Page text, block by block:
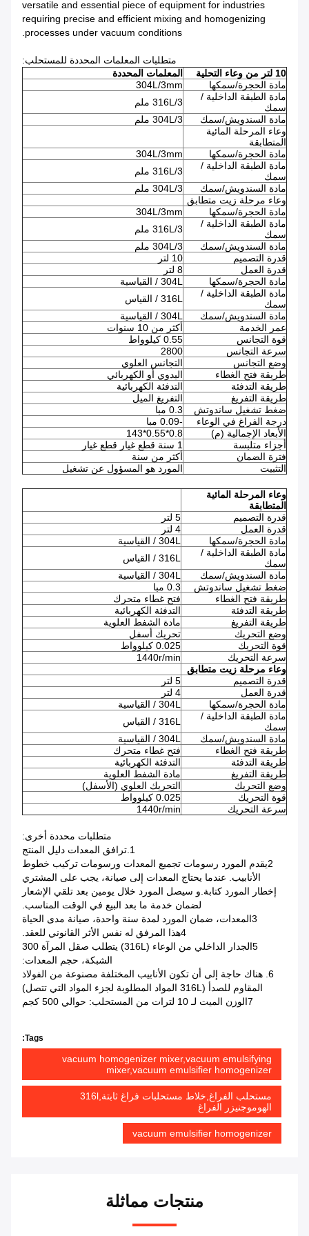
versatile and essential piece of equipment for industries
requiring precise and efficient mixing and homogenizing
processes under vacuum conditions.
متطلبات المعلمات المحددة للمستحلب:
10 لتر من وعاء التحلية
المعلمات المحددة
مادة الحجرة/سمكها
304L/3mm
مادة الطبقة الداخلية /
سمك
316L/3 ملم
مادة السندويش/سمك
304L/3 ملم
وعاء المرحلة المائية
المتطابقة
مادة الحجرة/سمكها
304L/3mm
مادة الطبقة الداخلية /
سمك
316L/3 ملم
مادة السندويش/سمك
304L/3 ملم
وعاء مرحلة زيت متطابق
مادة الحجرة/سمكها
304L/3mm
مادة الطبقة الداخلية /
سمك
316L/3 ملم
مادة السندويش/سمك
304L/3 ملم
قدرة التصميم
10 لتر
قدرة العمل
8 لتر
مادة الحجرة/سمكها
304L / القياسية
مادة الطبقة الداخلية /
سمك
316L / القياس
مادة السندويش/سمك
304L / القياسية
عمر الخدمة
أكثر من 10 سنوات
قوة التجانس
0.55 كيلوواط
سرعة التجانس
2800
وضع التجانس
التجانس العلوي
طريقة فتح الغطاء
اليدوي أو الكهربائي
طريقة التدفئة
التدفئة الكهربائية
طريقة التفريغ
التفريغ الميل
ضغط تشغيل ساندوتش
0.3 مبا
درجة الفراغ في الوعاء
-0.09 مبا
الأبعاد الإجمالية (م)
0.8*0.55*143
أجزاء متلبسة
1 سنة قطع غيار قطع غيار
فترة الضمان
أكثر من سنة
التثبيت
المورد هو المسؤول عن تشغيل
وعاء المرحلة المائية
المتطابقة
قدرة التصميم
5 لتر
قدرة العمل
4 لتر
مادة الحجرة/سمكها
304L / القياسية
مادة الطبقة الداخلية /
سمك
316L / القياس
مادة السندويش/سمك
304L / القياسية
ضغط تشغيل ساندوتش
0.3 مبا
طريقة فتح الغطاء
فتح غطاء متحرك
طريقة التدفئة
التدفئة الكهربائية
طريقة التفريغ
مادة الشفط العلوية
وضع التحريك
تحريك أسفل
قوة التحريك
0.025 كيلوواط
سرعة التحريك
1440r/min
وعاء مرحلة زيت متطابق
قدرة التصميم
5 لتر
قدرة العمل
4 لتر
مادة الحجرة/سمكها
304L / القياسية
مادة الطبقة الداخلية /
سمك
316L / القياس
مادة السندويش/سمك
304L / القياسية
طريقة فتح الغطاء
فتح غطاء متحرك
طريقة التدفئة
التدفئة الكهربائية
طريقة التفريغ
مادة الشفط العلوية
وضع التحريك
التحريك العلوي (الأسفل)
قوة التحريك
0.025 كيلوواط
سرعة التحريك
1440r/min
متطلبات محددة أخرى:
1.ترافق المعدات دليل المنتج
2يقدم المورد رسومات تجميع المعدات ورسومات تركيب خطوط
الأنابيب. عندما يحتاج المعدات إلى صيانة، يجب على المشتري
إخطار المورد كتابة.و سيصل المورد خلال يومين بعد تلقي الإشعار
لضمان خدمة ما بعد البيع في الوقت المناسب.
3المعدات، ضمان المورد لمدة سنة واحدة، صيانة مدى الحياة
4هذا المرفق له نفس الأثر القانوني للعقد.
5الجدار الداخلي من الوعاء (316L) يتطلب صقل المرآة 300
الشبكة، حجم المعدات:
6. هناك حاجة إلى أن تكون الأنابيب المختلفة مصنوعة من الفولاذ
المقاوم للصدأ (316L المواد المطلوبة لجزء المواد التي تتصل)
7الوزن الميت لـ 10 لترات من المستحلب: حوالي 500 كجم
Tags:
vacuum homogenizer mixer,vacuum emulsifying
mixer,vacuum emulsifier homogenizer
مستحلب الفراغ,خلاط مستحلبات فراغ ثابتة,316l
الهوموجنيزر الفراغ
vacuum emulsifier homogenizer
منتجات مماثلة